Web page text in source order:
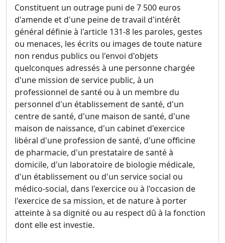
Constituent un outrage puni de 7 500 euros
d'amende et d'une peine de travail d'intérêt
général définie à l'article 131-8 les paroles, gestes
ou menaces, les écrits ou images de toute nature
non rendus publics ou l'envoi d'objets
quelconques adressés à une personne chargée
d'une mission de service public, à un
professionnel de santé ou à un membre du
personnel d'un établissement de santé, d'un
centre de santé, d'une maison de santé, d'une
maison de naissance, d'un cabinet d'exercice
libéral d'une profession de santé, d'une officine
de pharmacie, d'un prestataire de santé à
domicile, d'un laboratoire de biologie médicale,
d'un établissement ou d'un service social ou
médico-social, dans l'exercice ou à l'occasion de
l'exercice de sa mission, et de nature à porter
atteinte à sa dignité ou au respect dû à la fonction
dont elle est investie.